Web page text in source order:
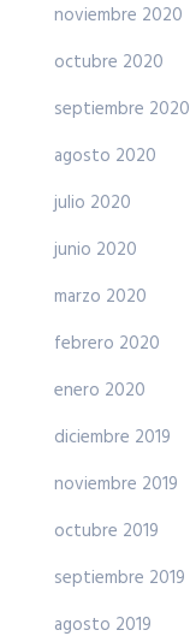
noviembre 2020
octubre 2020
septiembre 2020
agosto 2020
julio 2020
junio 2020
marzo 2020
febrero 2020
enero 2020
diciembre 2019
noviembre 2019
octubre 2019
septiembre 2019
agosto 2019